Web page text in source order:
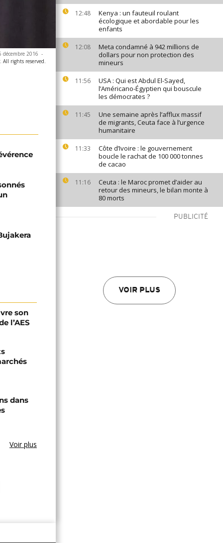
12:48
Kenya : un fauteuil roulant
écologique et abordable pour les
enfants
12:08
Meta condamné à 942 millions de
dollars pour non protection des
mineurs
11:56
USA : Qui est Abdul El-Sayed,
l’Américano-Égyptien qui bouscule
les démocrates ?
11:45
Une semaine après l’afflux massif
de migrants, Ceuta face à l’urgence
humanitaire
11:33
Côte d’Ivoire : le gouvernement
boucle le rachat de 100 000 tonnes
de cacao
11:16
Ceuta : le Maroc promet d’aider au
retour des mineurs, le bilan monte à
80 morts
PUBLICITÉ
VOIR PLUS
décembre 2016 -
All rights reserved.
son
l’AES
dans
Voir plus